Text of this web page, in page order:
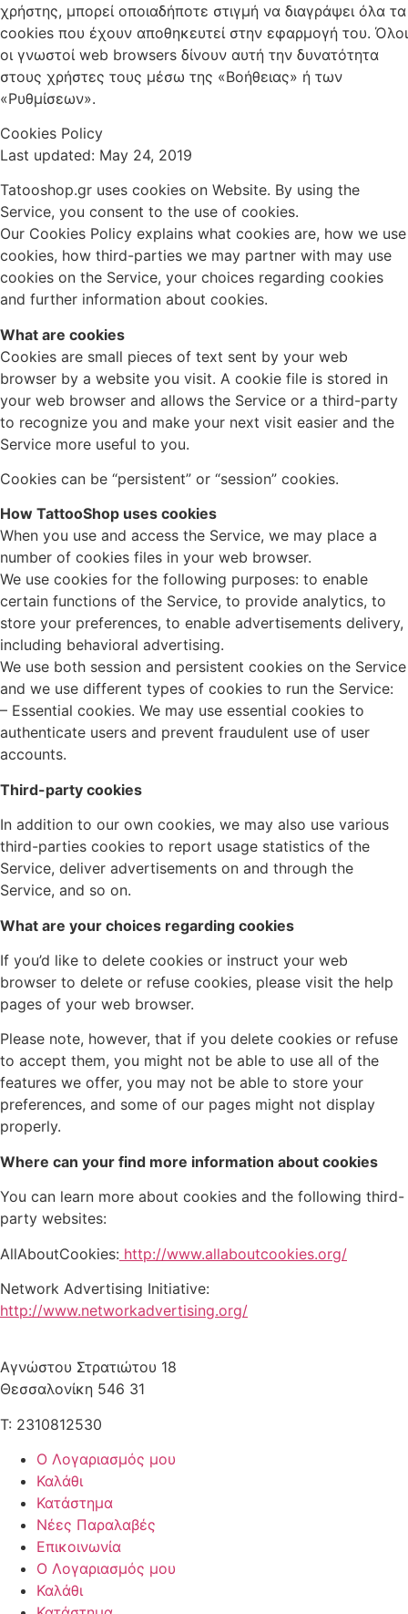
χρήστης, μπορεί οποιαδήποτε στιγμή να διαγράψει όλα τα
cookies που έχουν αποθηκευτεί στην εφαρμογή του. Όλοι
οι γνωστοί web browsers δίνουν αυτή την δυνατότητα
στους χρήστες τους μέσω της «Βοήθειας» ή των
«Ρυθμίσεων».
Cookies Policy
Last updated: May 24, 2019
Tatooshop.gr uses cookies on Website. By using the
Service, you consent to the use of cookies.
Our Cookies Policy explains what cookies are, how we use
cookies, how third-parties we may partner with may use
cookies on the Service, your choices regarding cookies
and further information about cookies.
What are cookies
Cookies are small pieces of text sent by your web
browser by a website you visit. A cookie file is stored in
your web browser and allows the Service or a third-party
to recognize you and make your next visit easier and the
Service more useful to you.
Cookies can be “persistent” or “session” cookies.
How TattooShop uses cookies
When you use and access the Service, we may place a
number of cookies files in your web browser.
We use cookies for the following purposes: to enable
certain functions of the Service, to provide analytics, to
store your preferences, to enable advertisements delivery,
including behavioral advertising.
We use both session and persistent cookies on the Service
and we use different types of cookies to run the Service:
– Essential cookies. We may use essential cookies to
authenticate users and prevent fraudulent use of user
accounts.
Third-party cookies
In addition to our own cookies, we may also use various
third-parties cookies to report usage statistics of the
Service, deliver advertisements on and through the
Service, and so on.
What are your choices regarding cookies
If you’d like to delete cookies or instruct your web
browser to delete or refuse cookies, please visit the help
pages of your web browser.
Please note, however, that if you delete cookies or refuse
to accept them, you might not be able to use all of the
features we offer, you may not be able to store your
preferences, and some of our pages might not display
properly.
Where can your find more information about cookies
You can learn more about cookies and the following third-
party websites:
AllAboutCookies: http://www.allaboutcookies.org/
Network Advertising Initiative:
http://www.networkadvertising.org/
Αγνώστου Στρατιώτου 18
Θεσσαλονίκη 546 31
Τ: 2310812530
Ο Λογαριασμός μου
Καλάθι
Κατάστημα
Νέες Παραλαβές
Επικοινωνία
Ο Λογαριασμός μου
Καλάθι